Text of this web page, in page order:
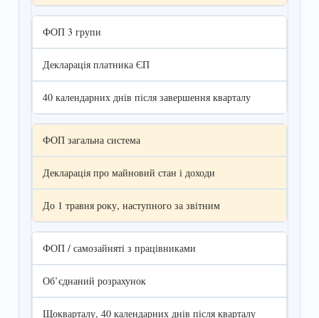
ФОП 3 групи
Декларація платника ЄП
40 календарних днів після завершення кварталу
ФОП загальна система
Декларація про майновий стан і доходи
До 1 травня року, наступного за звітним
ФОП / самозайняті з працівниками
Об’єднаний розрахунок
Щокварталу, 40 календарних днів після кварталу